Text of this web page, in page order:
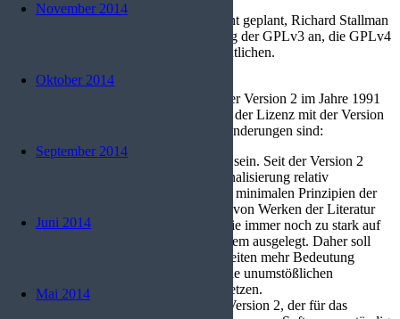
November 2014
Oktober 2014
September 2014
Juni 2014
Mai 2014
Die vierte Version der GPL ist noch nicht geplant, Richard Stallman
kündigte jedoch bei der Veröffentlichung der GPLv3 an, die GPLv4
innerhalb dieses Jahrzehntes zu veröffentlichen.
GPL Version 3
Sechzehn Jahre nach dem Erscheinen der Version 2 im Jahre 1991
erfolgte am 29. Juni 2007 eine Revision der Lizenz mit der Version
3. Einige der größten und wichtigsten Änderungen sind:
Die GPL soll eine globale Lizenz sein. Seit der Version 2
unterstützt sie zwar die Internationalisierung relativ
erfolgreich, indem sie sich auf die minimalen Prinzipien der
Berner Übereinkunft zum Schutz von Werken der Literatur
und Kunst stützte, trotzdem war sie immer noch zu stark auf
das US-amerikanische Rechtssystem ausgelegt. Daher soll
nationalen rechtlichen Besonderheiten mehr Bedeutung
eingeräumt werden, ohne dabei die unumstößlichen
Grundprinzipien der GPL zu verletzen.
Für den Paragraphen 3 der GPL Version 2, der für das